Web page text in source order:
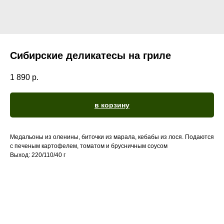
Сибирские деликатесы на гриле
1 890 р.
в корзину
Медальоны из оленины, биточки из марала, кебабы из лося. Подаются
с печеным картофелем, томатом и брусничным соусом
Выход: 220/110/40 г